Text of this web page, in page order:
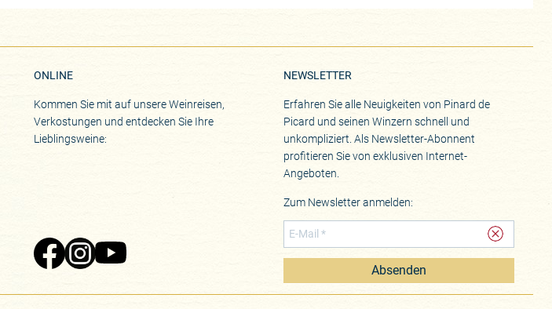
ONLINE
Kommen Sie mit auf unsere Weinreisen,
Verkostungen und entdecken Sie Ihre
Lieblingsweine:
NEWSLETTER
Erfahren Sie alle Neuigkeiten von Pinard de
Picard und seinen Winzern schnell und
unkompliziert. Als Newsletter-Abonnent
profitieren Sie von exklusiven Internet-
Angeboten.
Zum Newsletter anmelden:
Absenden